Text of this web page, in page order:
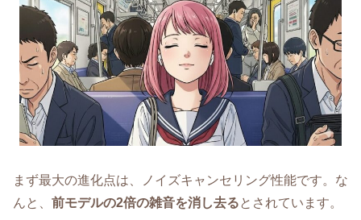
まず最大の進化点は、ノイズキャンセリング性能です。な
んと、 前モデルの2倍の雑音を消し去るとされています。